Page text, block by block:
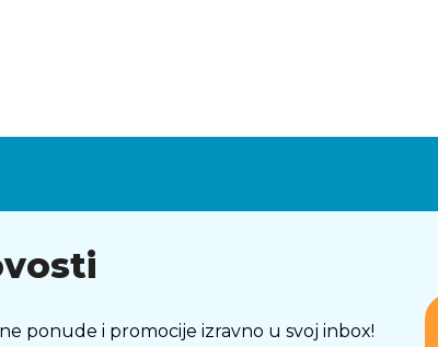
ponude i promocije izravno u svoj inbox!